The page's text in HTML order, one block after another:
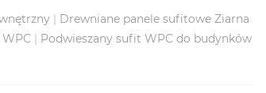
| Drewniane panele sufitowe Ziarna
| Podwieszany sufit WPC do budynków